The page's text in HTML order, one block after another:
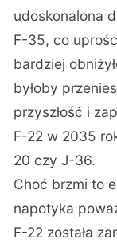
udoskonalona
F-35, co
bardziej
byłoby
przyszłość i
F-22 w 2035
20 czy J-36.
Choć brzmi to
napotyka
F-22 została